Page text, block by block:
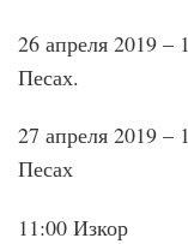
26 апреля 2019 –
Песах.
27 апреля 2019 –
Песах
11:00 Изкор